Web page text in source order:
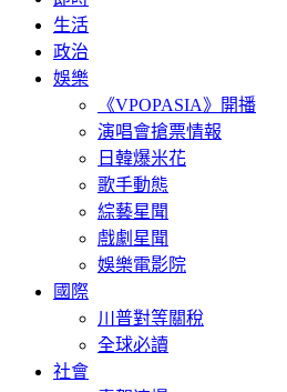
生活
政治
娛樂
《VPOPASIA》開播
演唱會搶票情報
日韓爆米花
歌手動態
綜藝星聞
戲劇星聞
娛樂電影院
國際
川普對等關稅
全球必讀
社會